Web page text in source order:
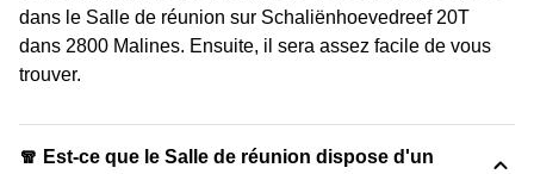
dans le Salle de réunion sur Schaliënhoevedreef 20T
dans 2800 Malines. Ensuite, il sera assez facile de vous
trouver.
🧣 Est-ce que le Salle de réunion dispose d'un